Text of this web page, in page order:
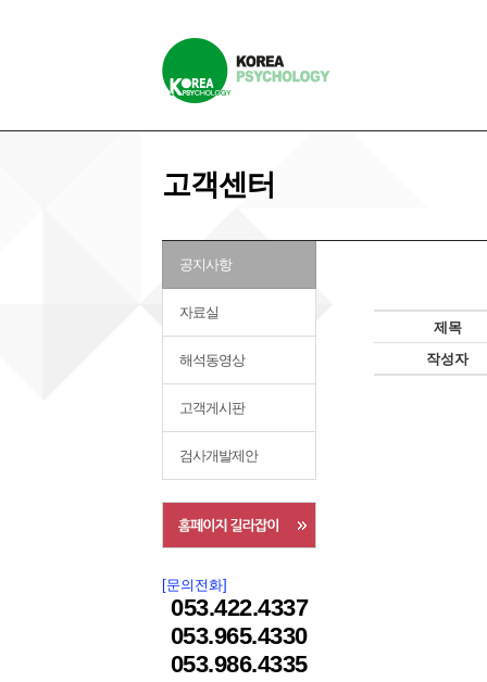
고객센터
공지사항
자료실
해석동영상
고객게시판
검사개발제안
[문의전화]
053.422.4337
053.965.4330
053.986.4335
제목
작성자